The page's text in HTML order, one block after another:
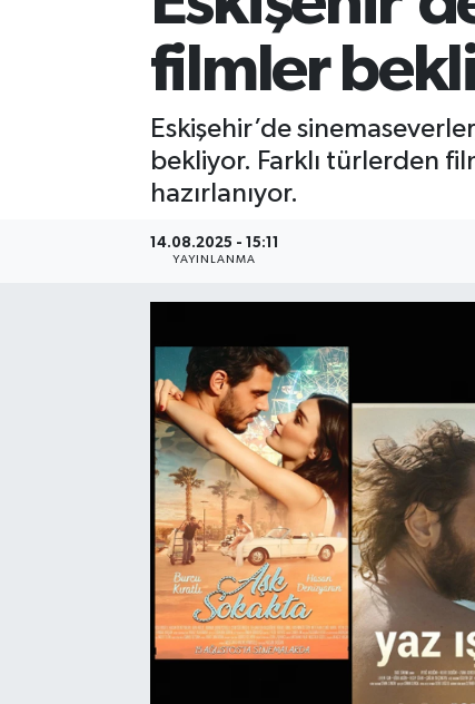
filmler
Eskişehir’de
bekliyor. Farklı türlerden
hazırlanıyor.
14.08.2025 - 15:11
YAYINLANMA